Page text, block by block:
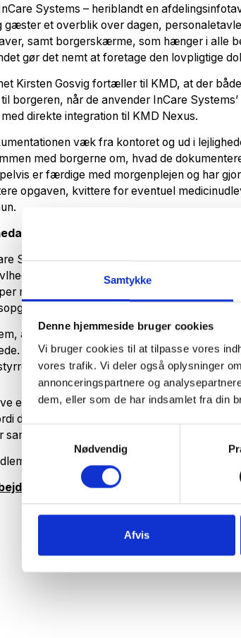
Samtykke
Denne hjemmeside bruger cookies
Vi bruger cookies til at tilpasse vores
vores trafik. Vi deler også oplysninger
annonceringspartnere og
dem, eller som de har indsamlet fra din
Samtykkevalg
Nødvendig
Afvis
Systems – heriblandt en
gæster et overblik over dagen,
samt borgerskærme, som hænger i alle
gør det nemt at foretage den lovpligtige
Kirsten Gosvig fortæller til KMD, at der
borgeren, når de anvender InCare Systems’
direkte integration til KMD Nexus.
væk fra kontoret og ud i
med borgerne om, hvad de
er færdige med morgenplejen og har
opgaven, kvittere for eventuel
System og KMD Nexus har reduceret
i hverdagen. Kirsten Gosvig forklarer, at
medarbejderne for at skrive to-do lister,
med det samme.
at det har haft en positiv indvirkning på
Og så har de også mere ro til opgaven
ligesom de gør på et kontor, uddyber
effekter hos medarbejderne, oplever
de netop ikke skal dokumentere fra
samt giver bedre mulighed for
af CareNet.
her.